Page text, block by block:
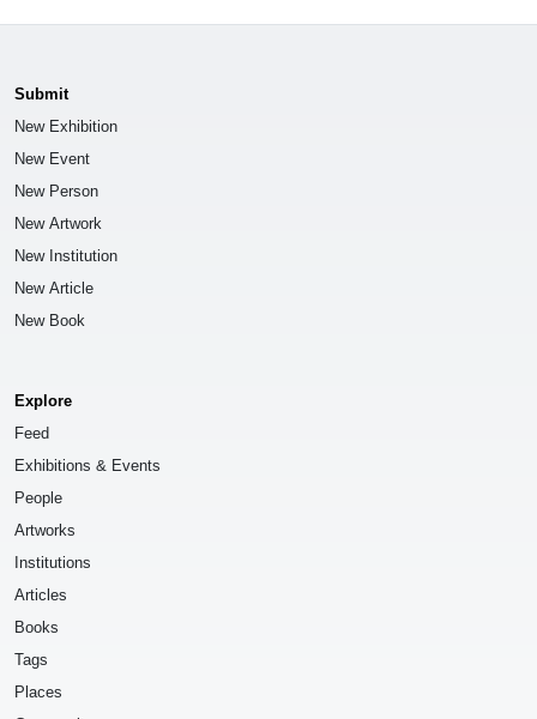
Submit
New Exhibition
New Event
New Person
New Artwork
New Institution
New Article
New Book
Explore
Feed
Exhibitions & Events
People
Artworks
Institutions
Articles
Books
Tags
Places